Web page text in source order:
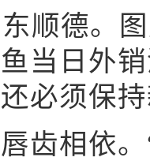
德。图
当日外
必须保
相依。